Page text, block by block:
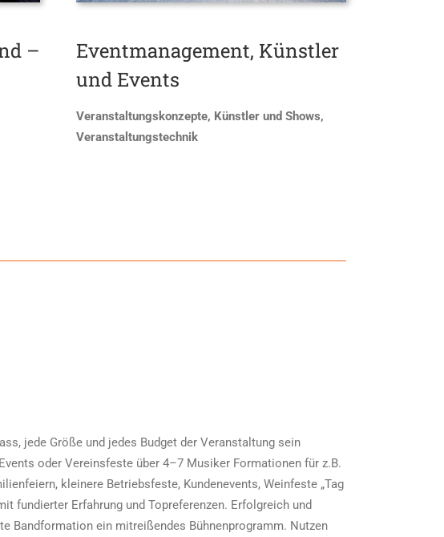
–
Eventmanagement, Künstler
und Events
Veranstaltungskonzepte, Künstler und Shows,
Veranstaltungstechnik
jede Größe und jedes Budget der Veranstaltung sein
oder Vereinsfeste über 4–7 Musiker Formationen für z.B.
kleinere Betriebsfeste, Kundenevents, Weinfeste „Tag
fundierter Erfahrung und Topreferenzen. Erfolgreich und
Bandformation ein mitreißendes Bühnenprogramm. Nutzen